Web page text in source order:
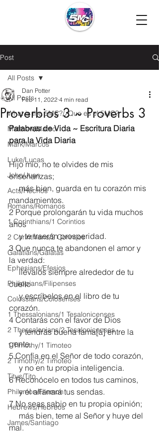
Post
All Posts
What is the 5MC?/¿Que es el 5MC?
Matthew/Mateo
Mark/Marcos
Luke/Lucas
John/Juan
Acts/Hechos
Romans/Romanos
1 Corinthians/1 Corintios
2 Corinthians/2 Corintios
Galatians/Gálatas
Ephesians/Efesios
Philippians/Filipenses
Colossians/Colosenses
1 Thessalonians/1 Tesalonicenses
2 Thessalonians/2 Tesalonicenses
1 Timothy/1 Timoteo
2 Timothy/2 Timoteo
Titus/Tito
Philemon/Filemon
Hebrews/Hebreos
James/Santiago
All Posts
Proverbios 3 ~ Proverbs 3
Dan Potter
Feb 11, 2022 4 min read
Palabras de Vida ~ Escritura Diaria
para la Vida Diaria
Hijo mío, no te olvides de mis
enseñanzas;
     más bien, guarda en tu corazón mis
mandamientos.
2 Porque prolongarán tu vida muchos
años
     y te traerán prosperidad.
3 Que nunca te abandonen el amor y
la verdad:
     llévalos siempre alrededor de tu
cuello
     y escríbelos en el libro de tu
corazón.
4 Contarás con el favor de Dios
     y tendrás buena fama[
a] entre la
gente.
5 Confía en el Señor de todo corazón,
     y no en tu propia inteligencia.
6 Reconócelo en todos tus caminos,
     y él allanará tus sendas.
7 No seas sabio en tu propia opinión;
mal.